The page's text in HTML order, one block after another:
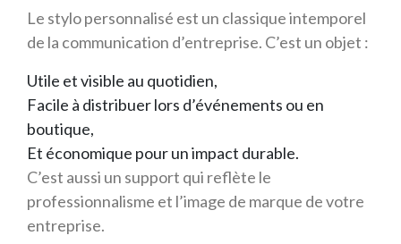
Le stylo personnalisé est un classique intemporel
de la communication d’entreprise. C’est un objet :
Utile et visible au quotidien,
Facile à distribuer lors d’événements ou en
boutique,
Et économique pour un impact durable.
C’est aussi un support qui reflète le
professionnalisme et l’image de marque de votre
entreprise.